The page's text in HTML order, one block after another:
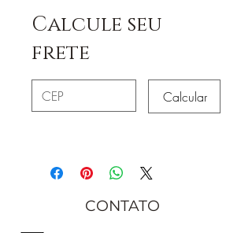
Calcule seu
frete
Calcular
CONTATO